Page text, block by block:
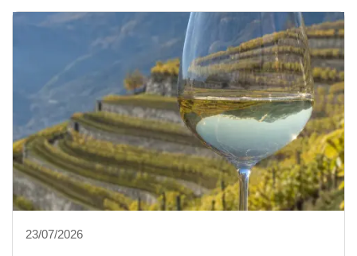
23/07/2026